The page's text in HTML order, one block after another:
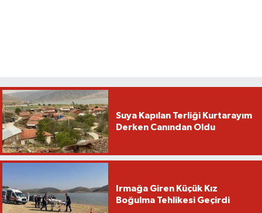
Suya Kapılan Terliği Kurtarayım
Derken Canından Oldu
Irmağa Giren Küçük Kız
Boğulma Tehlikesi Geçirdi